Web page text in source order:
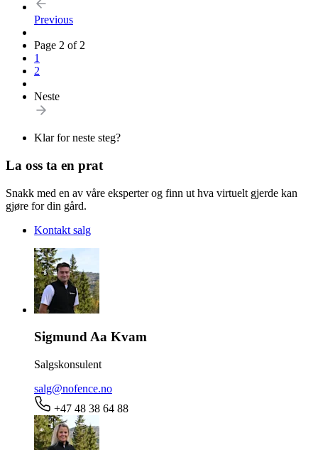
Previous
Page 2 of 2
1
2
Neste
Klar for neste steg?
La oss ta en prat
Snakk med en av våre eksperter og finn ut hva virtuelt gjerde kan
gjøre for din gård.
Kontakt salg
Sigmund Aa Kvam
Salgskonsulent
salg@nofence.no
+47 48 38 64 88